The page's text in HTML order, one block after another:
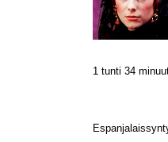
1 tunti 34